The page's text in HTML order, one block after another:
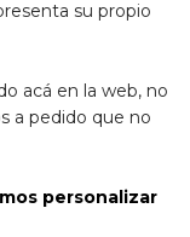
su propio
acá en la web, no
a pedido que no
personalizar